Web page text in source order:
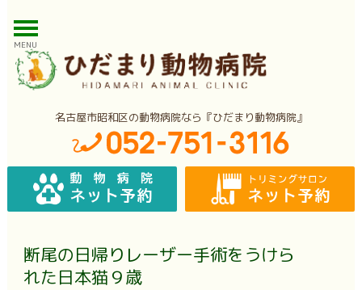
MENU
名古屋市昭和区の動物病院なら『ひだまり動物病院』
断尾の日帰りレーザー手術をうけら
れた日本猫９歳